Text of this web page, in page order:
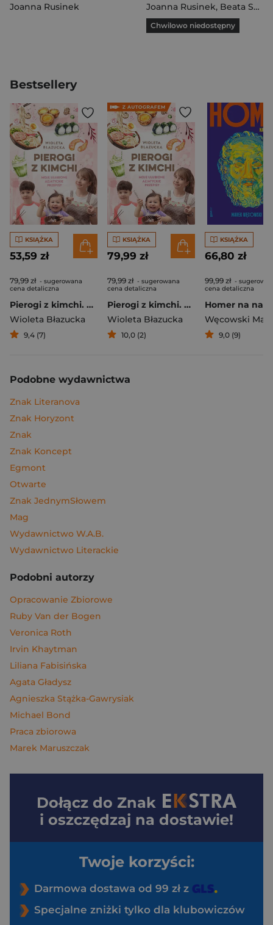
Joanna Rusinek Joanna Rusinek, Beata Sarnowska
Chwilowo niedostępny
Bestsellery
KSIĄŻKA
53,59 zł
79,99 zł - sugerowana
cena detaliczna
Pierogi z kimchi. Moje ulubione azjatyckie przepisy
Wioleta Błazucka
9,4 (7)
KSIĄŻKA
79,99 zł
79,99 zł - sugerowana
cena detaliczna
Pierogi z kimchi. Moje ulubione azjatyckie przepisy - książka z autografem
Wioleta Błazucka
10,0 (2)
KSIĄŻKA
66,80 zł
99,99 zł -
cena detaliczna
Węcowski
9,0 (9)
Podobne wydawnictwa
Znak Literanova
Znak Horyzont
Znak
Znak Koncept
Egmont
Otwarte
Znak JednymSłowem
Mag
Wydawnictwo W.A.B.
Wydawnictwo Literackie
Podobni autorzy
Opracowanie Zbiorowe
Ruby Van der Bogen
Veronica Roth
Irvin Khaytman
Liliana Fabisińska
Agata Gładysz
Agnieszka Stążka-Gawrysiak
Michael Bond
Praca zbiorowa
Marek Maruszczak
Dołącz do Znak
i oszczędzaj na dostawie!
Twoje korzyści:
Darmowa dostawa od 99 zł z
Specjalne zniżki tylko dla klubowiczów